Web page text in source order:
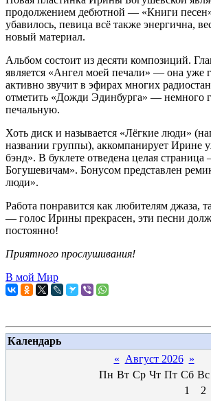
продолжением дебютной — «Книги
убавилось, певица всё также энергична,
новый материал.
Альбом состоит из десяти композиций.
является «Ангел моей печали» — она уже
активно звучит в эфирах многих
отметить «Дожди Эдинбурга» — немного
печальную.
Хоть диск и называется «Лёгкие люди»
названии группы), аккомпанирует Ирине
бэнд». В буклете отведена целая
Богушевичам». Бонусом представлен
люди».
Работа понравится как любителям джаза,
— голос Ирины прекрасен, эти песни
постоянно!
Приятного прослушивания!
В мой Мир
Календарь
« Август 2026 »
Пн Вт Ср Чт Пт Сб Вс
1
2